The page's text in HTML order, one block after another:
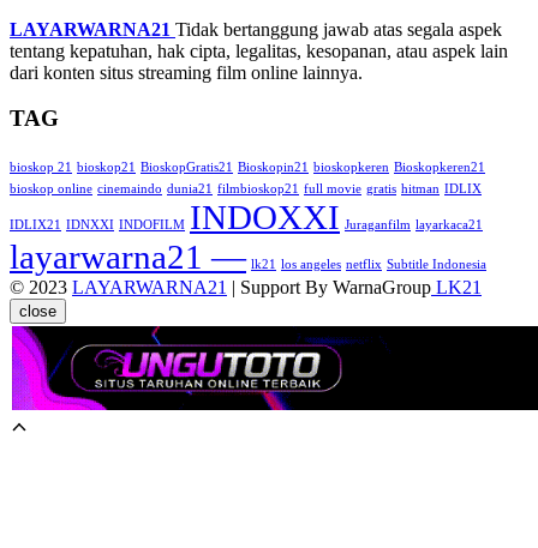
LAYARWARNA21 Tidak bertanggung jawab atas segala aspek
tentang kepatuhan, hak cipta, legalitas, kesopanan, atau aspek lain
dari konten situs streaming film online lainnya.
TAG
bioskop 21 bioskop21 BioskopGratis21 Bioskopin21 bioskopkeren Bioskopkeren21
bioskop online cinemaindo dunia21 filmbioskop21 full movie gratis hitman IDLIX
IDLIX21 IDNXXI INDOFILM INDOXXI Juraganfilm layarkaca21
layarwarna21 — lk21 los angeles netflix Subtitle Indonesia
© 2023 LAYARWARNA21 | Support By WarnaGroup LK21
close